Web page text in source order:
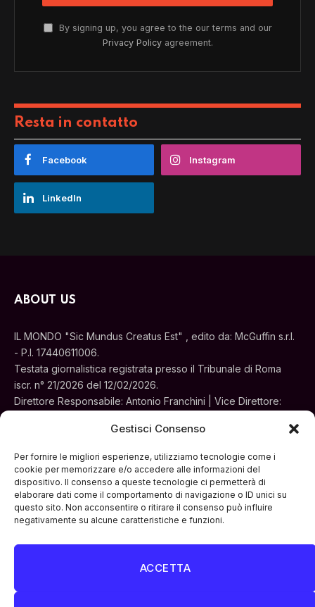
Gestisci Consenso
Per fornire le migliori esperienze, utilizziamo tecnologie come i
cookie per memorizzare e/o accedere alle informazioni del
dispositivo. Il consenso a queste tecnologie ci permetterà di
elaborare dati come il comportamento di navigazione o ID unici su
questo sito. Non acconsentire o ritirare il consenso può influire
negativamente su alcune caratteristiche e funzioni.
ACCETTA
By signing up, you agree to the our terms and our
Privacy Policyagreement.
Resta in contatto
Facebook Instagram
LinkedIn
ABOUT US
IL MONDO "Sic Mundus Creatus Est" , edito da: McGuffin s.r.l.
- P.I. 17440611006.
Testata giornalistica registrata presso il Tribunale di Roma
iscr. n° 21/2026 del 12/02/2026.
Direttore Responsabile: Antonio Franchini | Vice Direttore:
Sede legale: Via Silvestri, 195 - Roma.
Cinemedia Srl
FacebookInstagram